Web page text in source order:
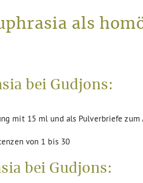
als
bei Gudjons:
mit 15 ml und als Pulverbriefe zum
von 1 bis 30
bei Gudjons: